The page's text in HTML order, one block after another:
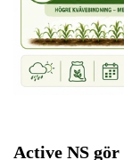
Active NS